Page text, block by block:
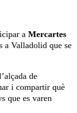
a Mercartes
a Valladolid que se
de
i compartir què
que es varen